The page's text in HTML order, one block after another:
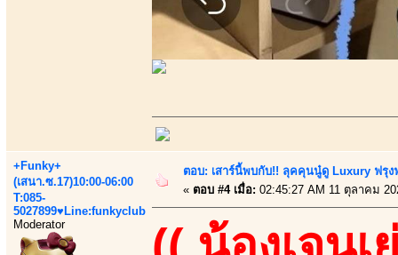
+Funky+
(เสนา.ซ.17)10:00-06:00
T:085-
5027899♥Line:funkyclub
Moderator
ตอบ: เสาร์นี้พบกับ!! ลุคคุนนู๋ดู Luxury ฟรุงฟ
« ตอบ #4 เมื่อ: 02:45:27 AM 11 ตุลาคม